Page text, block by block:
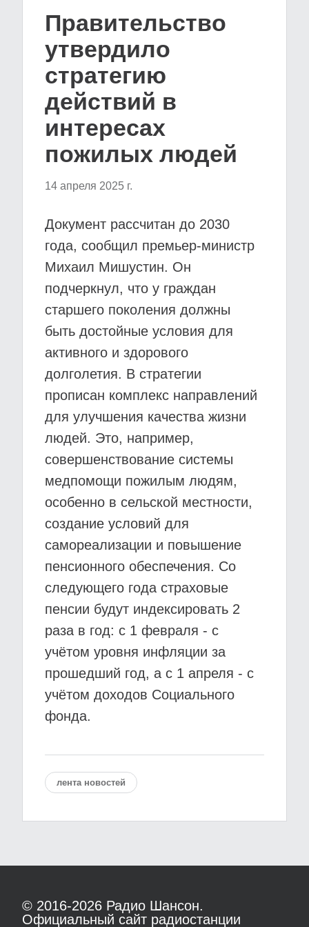
Правительство
утвердило
стратегию
действий в
интересах
пожилых людей
14 апреля 2025 г.
Документ рассчитан до 2030
года, сообщил премьер-министр
Михаил Мишустин. Он
подчеркнул, что у граждан
старшего поколения должны
быть достойные условия для
активного и здорового
долголетия. В стратегии
прописан комплекс направлений
для улучшения качества жизни
людей. Это, например,
совершенствование системы
медпомощи пожилым людям,
особенно в сельской местности,
создание условий для
самореализации и повышение
пенсионного обеспечения. Со
следующего года страховые
пенсии будут индексировать 2
раза в год: с 1 февраля - с
учётом уровня инфляции за
прошедший год, а с 1 апреля - с
учётом доходов Социального
фонда.
лента новостей
© 2016-2026 Радио Шансон.
Официальный сайт радиостанции